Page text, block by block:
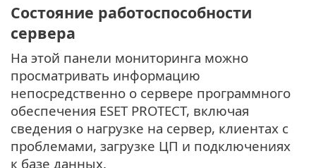
Состояние работоспособности
сервера
На этой панели мониторинга можно
просматривать информацию
непосредственно о сервере программного
обеспечения ESET PROTECT, включая
сведения о нагрузке на сервер, клиентах с
проблемами, загрузке ЦП и подключениях
к базе данных.